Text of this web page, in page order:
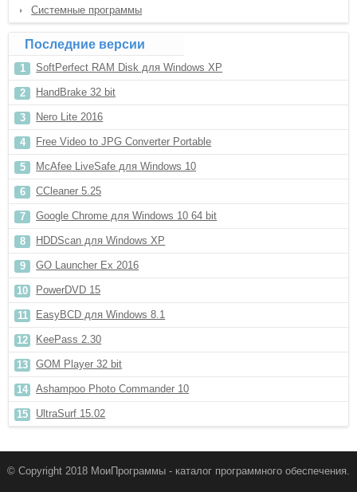
Системные программы
Последние версии
SoftPerfect RAM Disk для Windows XP
HandBrake 32 bit
Nero Lite 2016
Free Video to JPG Converter Portable
McAfee LiveSafe для Windows 10
CCleaner 5.25
Google Chrome для Windows 10 64 bit
HDDScan для Windows XP
GO Launcher Ex 2016
PowerDVD 15
EasyBCD для Windows 8.1
KeePass 2.30
GOM Player 32 bit
Ashampoo Photo Commander 10
UltraSurf 15.02
© Copyright 2018 МоиПрограммы - каталог программного обеспечения.